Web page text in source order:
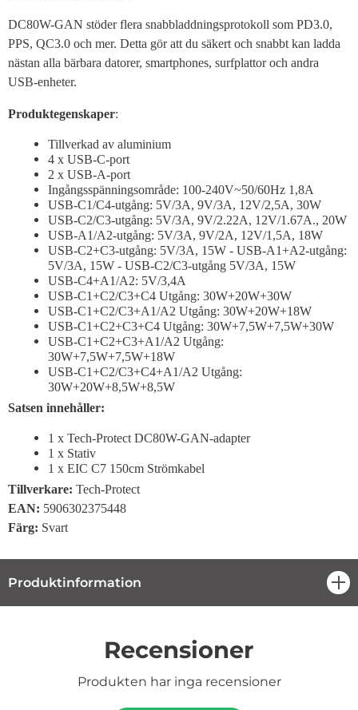
DC80W-GAN stöder flera snabbladdningsprotokoll som PD3.0,
PPS, QC3.0 och mer. Detta gör att du säkert och snabbt kan ladda
nästan alla bärbara datorer, smartphones, surfplattor och andra
USB-enheter.
Produktegenskaper:
Tillverkad av aluminium
4 x USB-C-port
2 x USB-A-port
Ingångsspänningsområde: 100-240V~50/60Hz 1,8A
USB-C1/C4-utgång: 5V/3A, 9V/3A, 12V/2,5A, 30W
USB-C2/C3-utgång: 5V/3A, 9V/2.22A, 12V/1.67A., 20W
USB-A1/A2-utgång: 5V/3A, 9V/2A, 12V/1,5A, 18W
USB-C2+C3-utgång: 5V/3A, 15W - USB-A1+A2-utgång:
5V/3A, 15W - USB-C2/C3-utgång 5V/3A, 15W
USB-C4+A1/A2: 5V/3,4A
USB-C1+C2/C3+C4 Utgång: 30W+20W+30W
USB-C1+C2/C3+A1/A2 Utgång: 30W+20W+18W
USB-C1+C2+C3+C4 Utgång: 30W+7,5W+7,5W+30W
USB-C1+C2+C3+A1/A2 Utgång:
30W+7,5W+7,5W+18W
USB-C1+C2/C3+C4+A1/A2 Utgång:
30W+20W+8,5W+8,5W
Satsen innehåller:
1 x Tech-Protect DC80W-GAN-adapter
1 x Stativ
1 x EIC C7 150cm Strömkabel
Tillverkare: Tech-Protect
EAN: 5906302375448
Färg: Svart
Produktinformation
Recensioner
Produkten har inga recensioner